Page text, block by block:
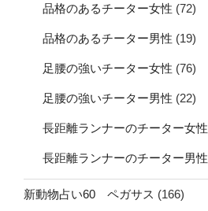
品格のあるチーター女性 (72)
品格のあるチーター男性 (19)
足腰の強いチーター女性 (76)
足腰の強いチーター男性 (22)
長距離ランナーのチーター女性
長距離ランナーのチーター男性
新動物占い60 ペガサス (166)